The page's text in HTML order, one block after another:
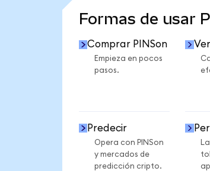
Formas de usar
Comprar PINSon
Empieza en pocos
pasos.
Predecir
Opera con PINSon
y mercados de
predicción cripto.